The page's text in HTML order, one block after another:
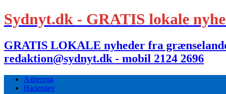
Sydnyt.dk - GRATIS lokale
GRATIS LOKALE nyheder fra
redaktion@sydnyt.dk - mobil 2124 2696
Aabenraa
Haderslev